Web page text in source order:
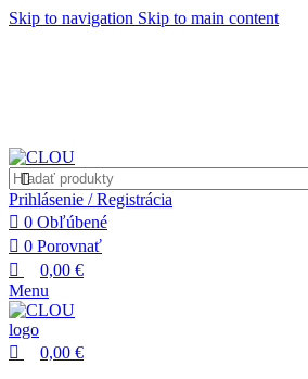
Skip to navigation Skip to main content
Prihlásenie / Registrácia
0 Obľúbené
0 Porovnať
0,00 €
Menu
0,00 €